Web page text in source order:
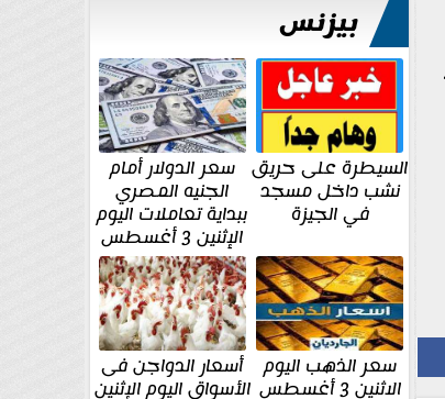
بيزنس
السيطرة على حريق
نشب داخل مسجد
في الجيزة
سعر الدولار أمام
الجنيه المصري
ببداية تعاملات اليوم
الإثنين 3 أغسطس
سعر الذهب اليوم
الاثنين 3 أغسطس
أسعار الدواجن فى
الأسواق اليوم الإثنين